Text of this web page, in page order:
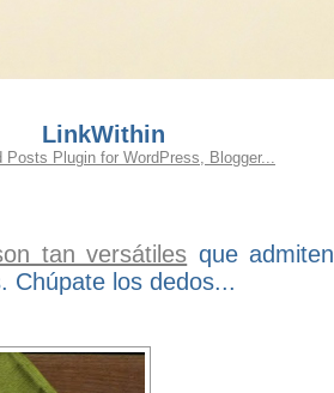
LinkWithin
tan versátiles que admiten
Chúpate los dedos...